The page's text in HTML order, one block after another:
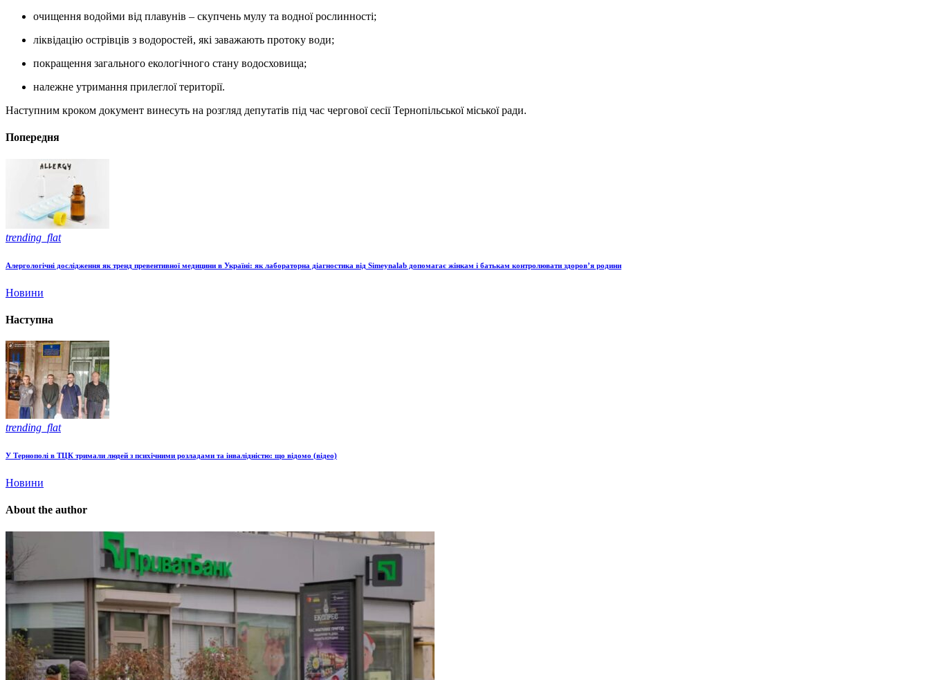
очищення водойми від плавунів – скупчень мулу та водної рослинності;
ліквідацію острівців з водоростей, які заважають протоку води;
покращення загального екологічного стану водосховища;
належне утримання прилеглої території.
Наступним кроком документ винесуть на розгляд депутатів під час чергової сесії Тернопільської міської ради.
Попередня
trending_flat
Алергологічні дослідження як тренд превентивної медицини в Україні: як лабораторна діагностика від Simeynalab допомагає жінкам і батькам контролювати здоров’я родини
Новини
Наступна
trending_flat
У Тернополі в ТЦК тримали людей з психічними розладами та інвалідністю: що відомо (відео)
Новини
About the author